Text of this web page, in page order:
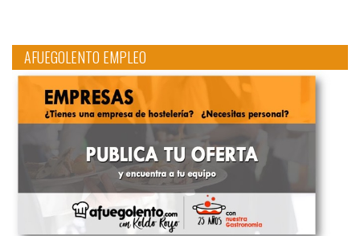
AFUEGOLENTO EMPLEO